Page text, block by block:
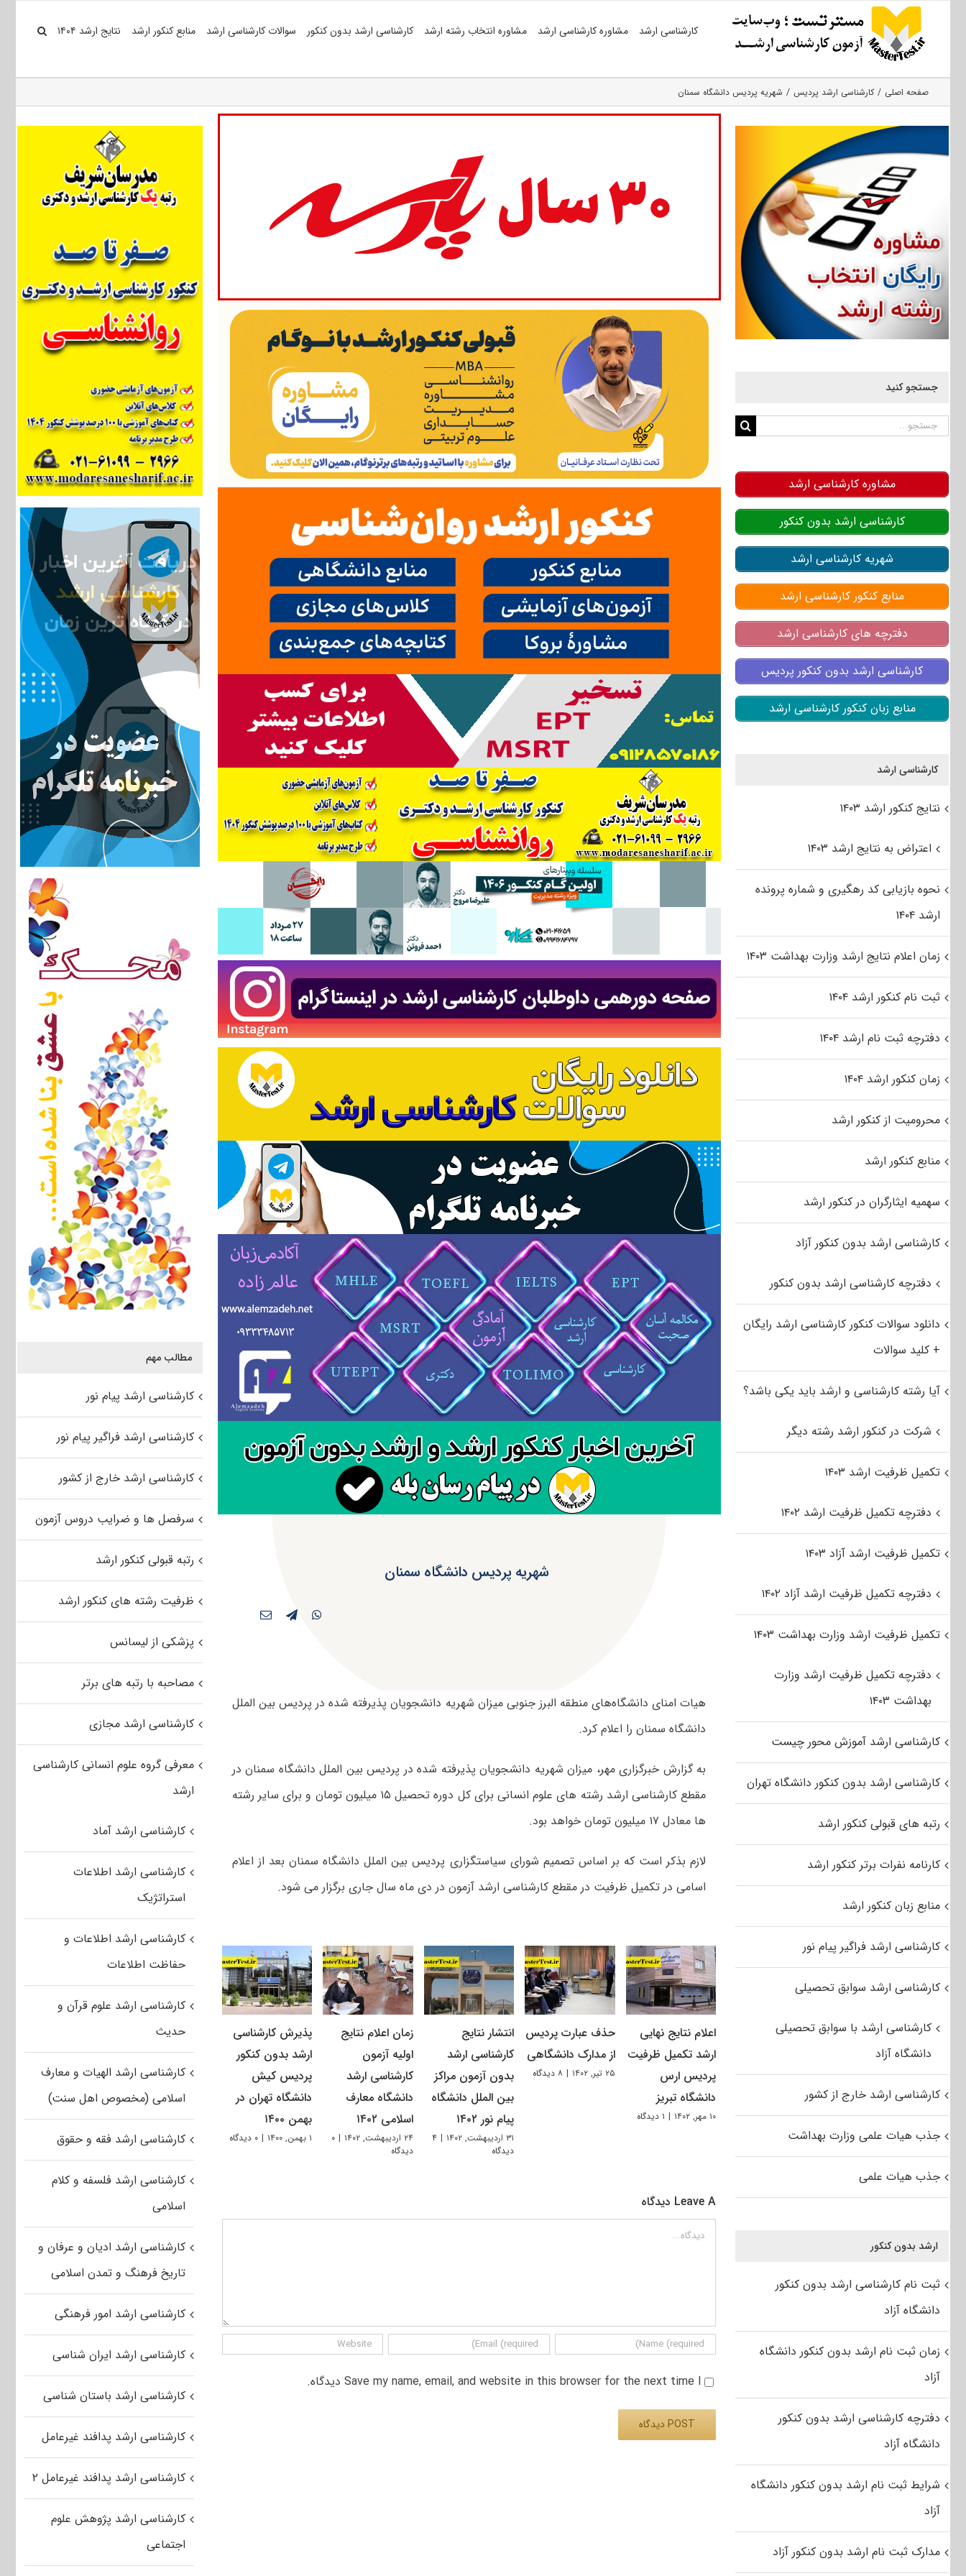
کارشناسی ارشد مشاوره کارشناسی ارشد مشاوره انتخاب رشته ارشد کارشناسی ارشد بدون کنکور سوالات کارشناسی ارشد منابع کنکور ارشد نتایج ارشد ۱۴۰۴
صفحه اصلی کارشناسی ارشد پردیس شهریه پردیس دانشگاه سمنان
شهریه پردیس دانشگاه سمنان
هیات امنای دانشگاه‌های منطقه البرز جنوبی میزان شهریه دانشجویان پذیرفته شده در پردیس بین الملل
دانشگاه سمنان را اعلام کرد.
به گزارش خبرگزاری مهر، میزان شهریه دانشجویان پذیرفته شده در پردیس بین الملل دانشگاه سمنان در
مقطع کارشناسی ارشد رشته های علوم انسانی برای کل دوره تحصیل ۱۵ میلیون تومان و برای سایر رشته
ها معادل ۱۷ میلیون تومان خواهد بود.
لازم بذکر است که بر اساس تصمیم شورای سیاستگزاری پردیس بین الملل دانشگاه سمنان بعد از اعلام
اسامی در تکمیل ظرفیت در مقطع کارشناسی ارشد آزمون در دی ماه سال جاری برگزار می شود.
اعلام نتایج نهایی
ارشد تکمیل ظرفیت
پردیس ارس
دانشگاه تبریز
۱۰ مهر, ۱۴۰۲ | ۱ دیدگاه
حذف عبارت پردیس
از مدارک دانشگاهی
۲۵ تیر, ۱۴۰۲ | ۸ دیدگاه
انتشار نتایج
کارشناسی ارشد
بدون آزمون مراکز
بین‌ الملل دانشگاه
پیام نور ۱۴۰۲
۳۱ اردیبهشت, ۱۴۰۲ | ۴
دیدگاه
زمان اعلام نتایج
اولیه آزمون
کارشناسی ارشد
دانشگاه معارف
اسلامی ۱۴۰۲
۲۴ اردیبهشت, ۱۴۰۲ | ۰
دیدگاه
پذیرش کارشناسی
ارشد بدون کنکور
پردیس کیش
دانشگاه تهران در
بهمن ۱۴۰۰
۱ بهمن, ۱۴۰۰ | ۰ دیدگاه
Leave A دیدگاه
دیدگاه
Save my name, email, and website in this browser for the next time I دیدگاه.
مطالب مهم
کارشناسی ارشد پیام نور
کارشناسی ارشد فراگیر پیام نور
کارشناسی ارشد خارج از کشور
سرفصل ها و ضرایب دروس آزمون
رتبه قبولی کنکور ارشد
ظرفیت رشته های کنکور ارشد
پزشکی از لیسانس
مصاحبه با رتبه های برتر
کارشناسی ارشد مجازی
معرفی گروه علوم انسانی کارشناسی
ارشد
کارشناسی ارشد آماد
کارشناسی ارشد اطلاعات
استراتژیک
کارشناسی ارشد اطلاعات و
حفاظت اطلاعات
کارشناسی ارشد علوم قرآن و
حدیث
کارشناسی ارشد الهیات و معارف
اسلامی (مخصوص اهل سنت)
کارشناسی ارشد فقه و حقوق
کارشناسی ارشد فلسفه و کلام
اسلامی
کارشناسی ارشد ادیان و عرفان و
تاریخ فرهنگ و تمدن اسلامی
کارشناسی ارشد امور فرهنگی
کارشناسی ارشد ایران شناسی
کارشناسی ارشد باستان شناسی
کارشناسی ارشد پدافند غیرعامل
کارشناسی ارشد پدافند غیرعامل ۲
کارشناسی ارشد پژوهش علوم
اجتماعی
جستجو کنید
جستجو
مشاوره کارشناسی ارشد
کارشناسی ارشد بدون کنکور
شهریه کارشناسی ارشد
منابع کنکور کارشناسی ارشد
دفترچه های کارشناسی ارشد
کارشناسی ارشد بدون کنکور پردیس
منابع زبان کنکور کارشناسی ارشد
کارشناسی ارشد
نتایج کنکور ارشد ۱۴۰۳
اعتراض به نتایج ارشد ۱۴۰۳
نحوه بازیابی کد رهگیری و شماره پرونده
ارشد ۱۴۰۴
زمان اعلام نتایج ارشد وزارت بهداشت ۱۴۰۳
ثبت نام کنکور ارشد ۱۴۰۴
دفترچه ثبت نام ارشد ۱۴۰۴
زمان کنکور ارشد ۱۴۰۴
محرومیت از کنکور ارشد
منابع کنکور ارشد
سهمیه ایثارگران در کنکور ارشد
کارشناسی ارشد بدون کنکور آزاد
دفترچه کارشناسی ارشد بدون کنکور
دانلود سوالات کنکور کارشناسی ارشد رایگان
+ کلید سوالات
آیا رشته کارشناسی و ارشد باید یکی باشد؟
شرکت در کنکور ارشد رشته دیگر
تکمیل ظرفیت ارشد ۱۴۰۳
دفترچه تکمیل ظرفیت ارشد ۱۴۰۲
تکمیل ظرفیت ارشد آزاد ۱۴۰۳
دفترچه تکمیل ظرفیت ارشد آزاد ۱۴۰۲
تکمیل ظرفیت ارشد وزارت بهداشت ۱۴۰۳
دفترچه تکمیل ظرفیت ارشد وزارت
بهداشت ۱۴۰۳
کارشناسی ارشد آموزش محور چیست
کارشناسی ارشد بدون کنکور دانشگاه تهران
رتبه های قبولی کنکور ارشد
کارنامه نفرات برتر کنکور ارشد
منابع زبان کنکور ارشد
کارشناسی ارشد فراگیر پیام نور
کارشناسی ارشد سوابق تحصیلی
کارشناسی ارشد با سوابق تحصیلی
دانشگاه آزاد
کارشناسی ارشد خارج از کشور
جذب هیات علمی وزارت بهداشت
جذب هیات علمی
ارشد بدون کنکور
ثبت نام کارشناسی ارشد بدون کنکور
دانشگاه آزاد
زمان ثبت نام ارشد بدون کنکور دانشگاه
آزاد
دفترچه کارشناسی ارشد بدون کنکور
دانشگاه آزاد
شرایط ثبت نام ارشد بدون کنکور دانشگاه
آزاد
مدارک ثبت نام ارشد بدون کنکور آزاد